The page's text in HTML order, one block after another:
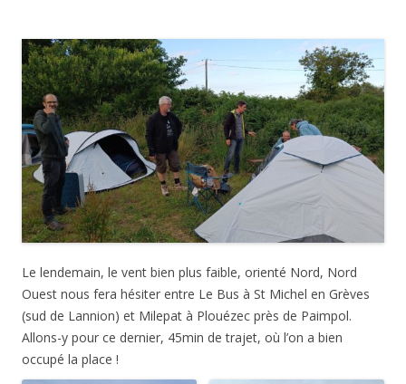
Le lendemain, le vent bien plus faible, orienté Nord, Nord
Ouest nous fera hésiter entre Le Bus à St Michel en Grèves
(sud de Lannion) et Milepat à Plouézec près de Paimpol.
Allons-y pour ce dernier, 45min de trajet, où l’on a bien
occupé la place !